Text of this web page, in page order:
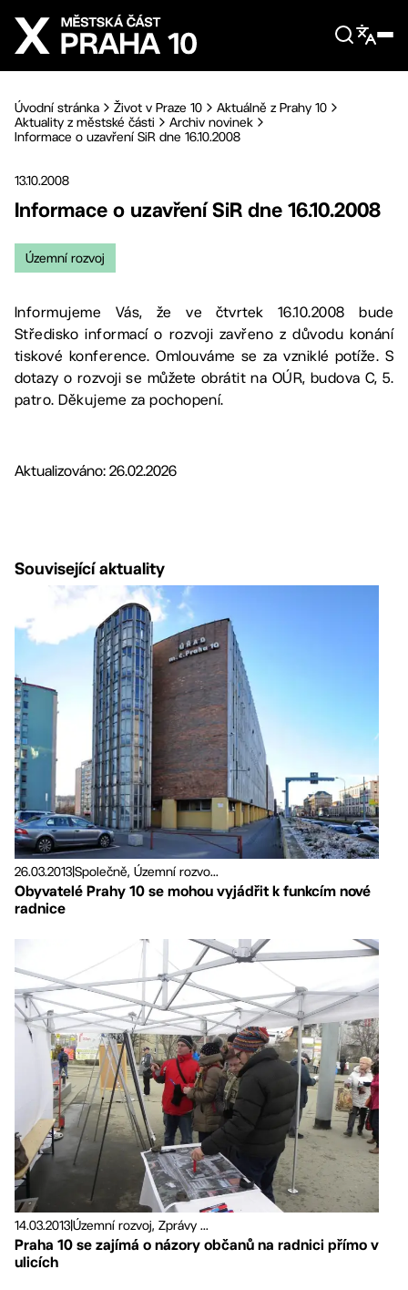
Přejít na hlavní obsah
Úvodní stránka Život v Praze 10
Aktuálně z Prahy 10
Aktuality z městské části
Archiv novinek
Informace o uzavření SiR dne 16.10.2008
13.10.2008
Informace o uzavření SiR dne 16.10.2008
Územní rozvoj
Informujeme Vás, že ve čtvrtek 16.10.2008 bude
Středisko informací o rozvoji zavřeno z důvodu konání
tiskové konference. Omlouváme se za vzniklé potíže. S
dotazy o rozvoji se můžete obrátit na OÚR, budova C, 5.
patro. Děkujeme za pochopení.
Aktualizováno: 26.02.2026
Související aktuality
26.03.2013Společně, Územní rozvo...
Obyvatelé Prahy 10 se mohou vyjádřit k funkcím nové
radnice
14.03.2013Územní rozvoj, Zprávy ...
Praha 10 se zajímá o názory občanů na radnici přímo v
ulicích